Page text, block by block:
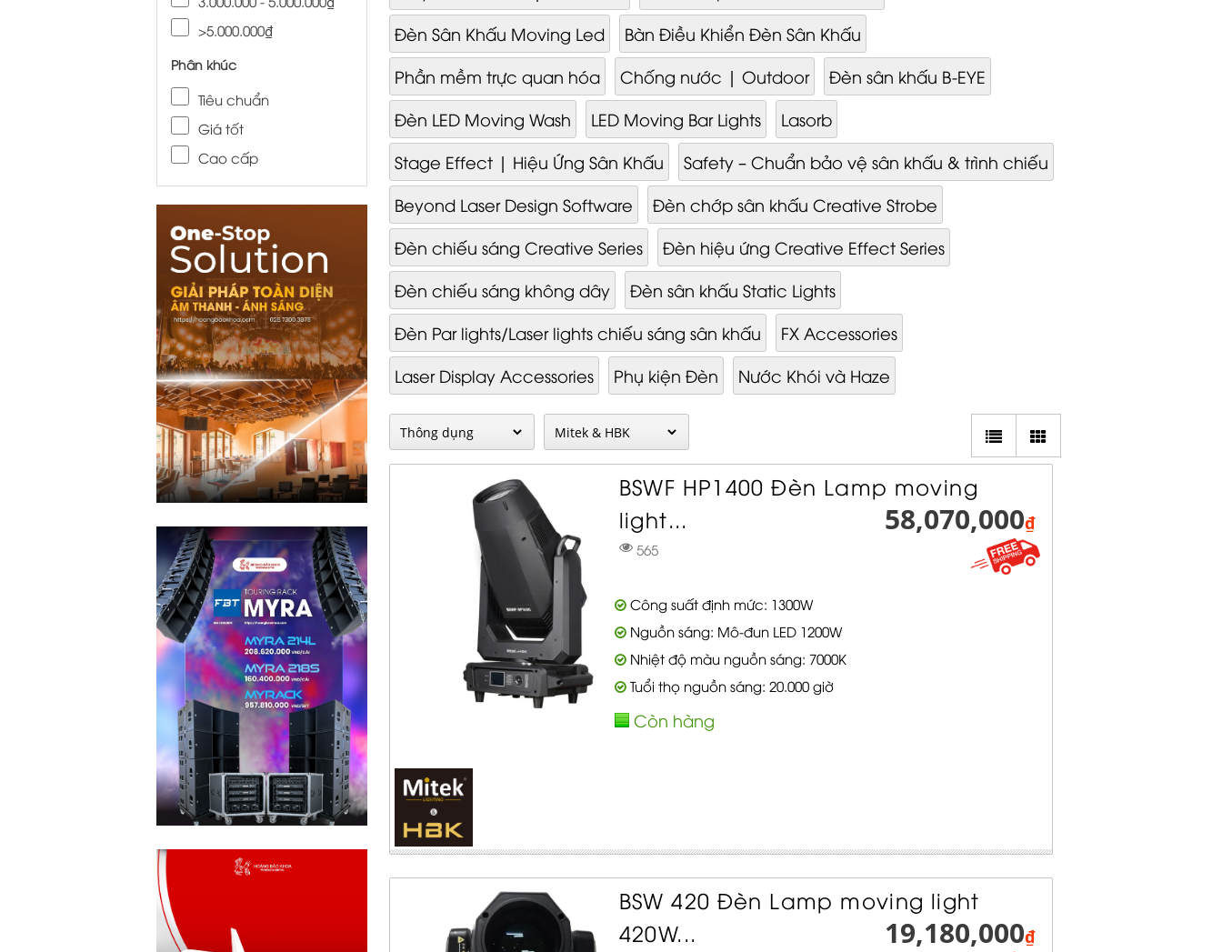
>5.000.000₫
Phân khúc
Tiêu chuẩn
Giá tốt
Cao cấp
Đèn Sân Khấu Moving Led
Bàn Điều Khiển Đèn Sân Khấu
Phần mềm trực quan hóa
Chống nước | Outdoor
Đèn sân khấu B-EYE
Đèn LED Moving Wash
LED Moving Bar Lights
Lasorb
Stage Effect | Hiệu Ứng Sân Khấu
Safety – Chuẩn bảo vệ sân khấu & trình chiếu
Beyond Laser Design Software
Đèn chớp sân khấu Creative Strobe
Đèn chiếu sáng Creative Series
Đèn hiệu ứng Creative Effect Series
Đèn chiếu sáng không dây
Đèn sân khấu Static Lights
Đèn Par lights/Laser lights chiếu sáng sân khấu
FX Accessories
Laser Display Accessories
Phụ kiện Đèn Nước Khói và Haze
BSWF HP1400 Đèn Lamp moving
light...
565
58,070,000₫
Công suất định mức: 1300W
Nguồn sáng: Mô-đun LED 1200W
Nhiệt độ màu nguồn sáng: 7000K
Tuổi thọ nguồn sáng: 20.000 giờ
Còn hàng
BSW 420 Đèn Lamp moving light
420W...
19,180,000₫